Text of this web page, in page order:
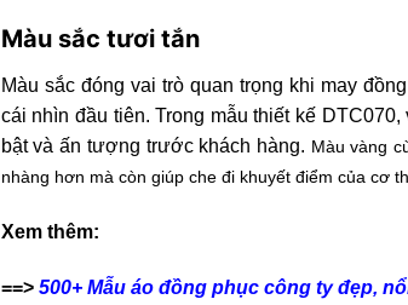
Màu sắc tươi tắn
Màu sắc đóng vai trò quan trọng khi may
cái nhìn đầu tiên. Trong mẫu thiết kế
bật và ấn tượng trước khách hàng. Màu vàng
nhàng hơn mà còn giúp che đi khuyết điểm của cơ
Xem thêm:
==> 500+ Mẫu áo đồng phục công ty đẹp,